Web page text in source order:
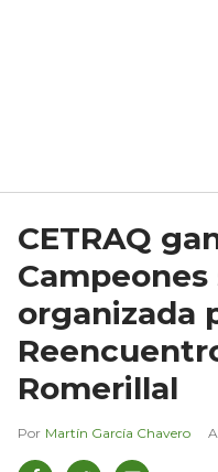
CETRAQ
organizada
Romerillal
Martín García Chavero